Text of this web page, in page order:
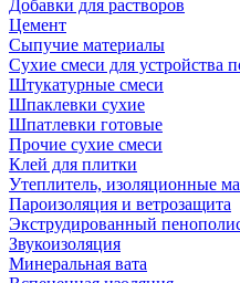
Добавки для растворов
Цемент
Сыпучие материалы
Сухие смеси для устройства
Штукатурные смеси
Шпаклевки сухие
Шпатлевки готовые
Прочие сухие смеси
Клей для плитки
Утеплитель, изоляционные
Пароизоляция и ветрозащита
Экструдированный
Звукоизоляция
Минеральная вата